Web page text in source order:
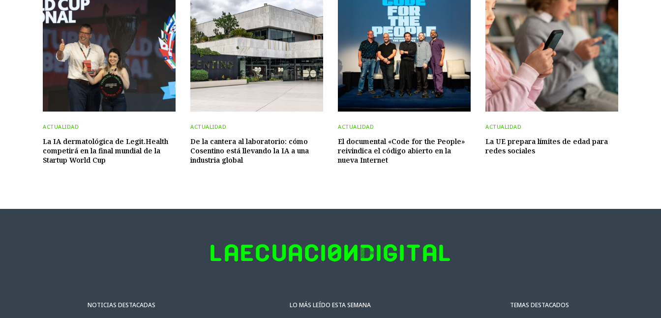
ACTUALIDAD
La IA dermatológica de Legit.Health
competirá en la final mundial de la
Startup World Cup
ACTUALIDAD
De la cantera al laboratorio: cómo
Cosentino está llevando la IA a una
industria global
ACTUALIDAD
El documental «Code for the People»
reivindica el código abierto en la
nueva Internet
ACTUALIDAD
La UE prepara límites de edad para
redes sociales
NOTICIAS DESTACADAS LO MÁS LEÍDO ESTA SEMANA TEMAS DESTACADOS